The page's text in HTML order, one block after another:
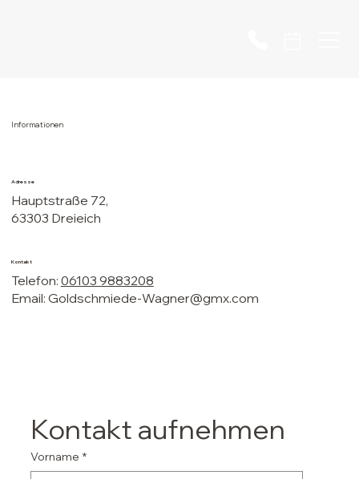
Informationen
Kontakt aufnehmen
Vorname *
Adresse
Hauptstraße 72,
63303 Dreieich
Kontakt
Telefon: 06103 9883208
Email: Goldschmiede-Wagner@gmx.com